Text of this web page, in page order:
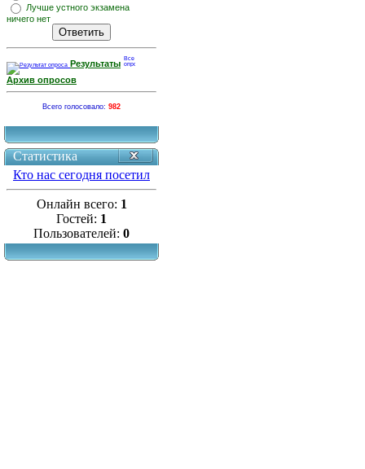
Лучше устного экзамена
ничего нет
Результаты
Архив опросов
Всего голосовало: 982
Статистика
Кто нас сегодня посетил
Онлайн всего: 1
Гостей: 1
Пользователей: 0